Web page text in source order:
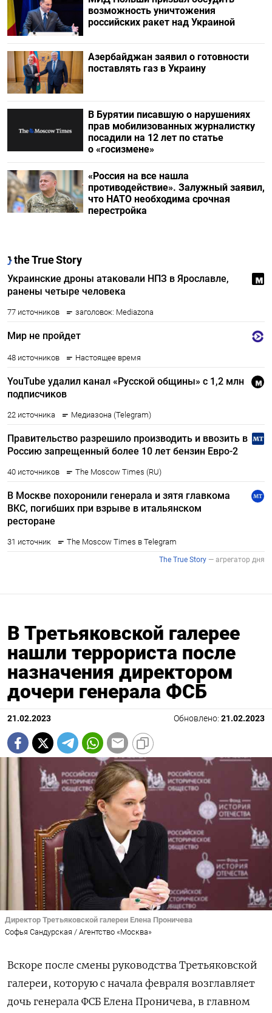
возможность уничтожения
российских ракет над Украиной
Азербайджан заявил о готовности
поставлять газ в Украину
В Бурятии писавшую о нарушениях
прав мобилизованных журналистку
посадили на 12 лет по статье
о «госизмене»
«Россия на все нашла
противодействие». Залужный заявил,
что НАТО необходима срочная
перестройка
В Третьяковской галерее
нашли террориста после
назначения директором
дочери генерала ФСБ
21.02.2023 Обновлено: 21.02.2023
Директор Третьяковской галереи Елена Проничева
Софья Сандурская / Агентство «Москва»
Вскоре после смены руководства Третьяковской
галереи, которую с начала февраля возглавляет
дочь генерала ФСБ Елена Проничева, в главном